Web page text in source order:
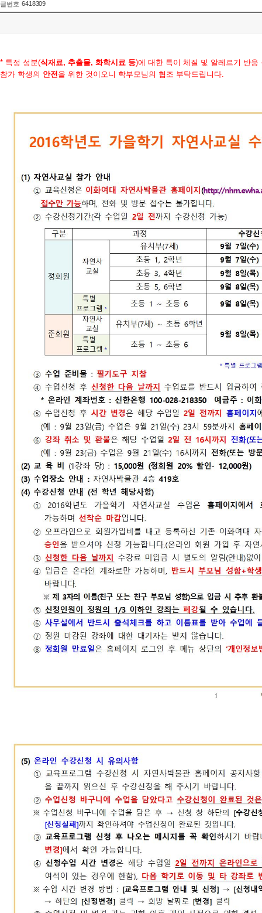
글번호 6418309
* 특정 성분(식재료, 추출물, 화학시료 등)에 대한 특이 체질 및 알레르기 반
참가 학생의 안전을 위한 것이오니 학부모님의 협조 부탁드립니다.